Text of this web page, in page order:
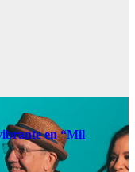
en “Mil